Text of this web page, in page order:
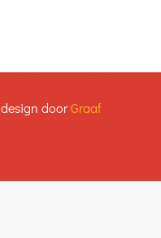
design doorGraaf